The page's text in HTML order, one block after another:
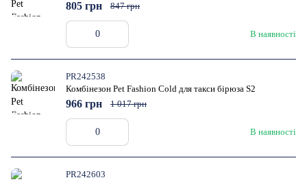
В наявності
805 грн 847 грн
PR242538
Комбінезон Pet Fashion Cold для такси бірюза S2
В наявності
966 грн 1 017 грн
PR242603